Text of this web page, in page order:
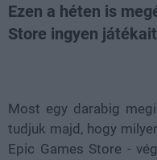
Ezen a héten is
Store ingyen
Most egy darabig
tudjuk majd, hogy
Epic Games Store -